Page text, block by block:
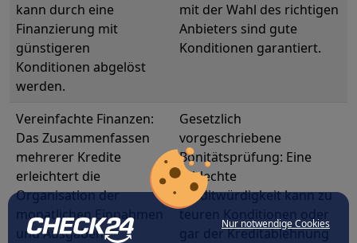
Nur notwendige Cookies
kann durch eine
Finanzierung mit
günstigeren
Konditionen abgelöst
werden.
mit der Wahl des richtigen
Anbieters sind gute
Konditionen garantiert.
Vereinfachte Finanzen:
Das Zusammenfassen
mehrerer Kredite
erleichtert die
Organisation der
monatlichen Einnahmen
und Ausgaben.
Gesetzlich
vorgeschriebene
Bonitätsprüfung: Eine
schlechte
Kreditwürdigkeit kann zu
teuren Konditionen oder
gar der Kreditablehnung